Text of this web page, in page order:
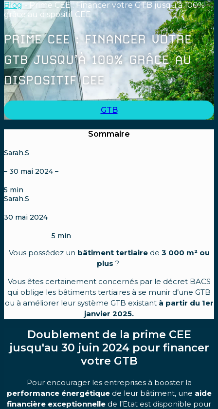
Blog - Prime CEE : Financer votre GTB jusqu’à 100%
grâce au dispositif CEE
PRIME CEE : FINANCER VOTRE
GTB JUSQU’À 100% GRÂCE AU
DISPOSITIF CEE
GTB
Sommaire
Sarah.S
– 30 mai 2024 –
5 min
Sarah.S
30 mai 2024
5 min
Vous possédez un bâtiment tertiairede 3 000 m² ou
plus ?
Vous êtes certainement concernés par le décret BACS
qui oblige les bâtiments tertiaires à se munir d’une GTB
ou à améliorer leur système GTB existantà partir du 1er
janvier 2025.
Doublement de la prime CEE
jusqu'au 30 juin 2024 pour financer
votre GTB
Pour encourager les entreprises à booster la
performance énergétiquede leur bâtiment, une aide
financière exceptionnelle de l’Etat est disponible pour